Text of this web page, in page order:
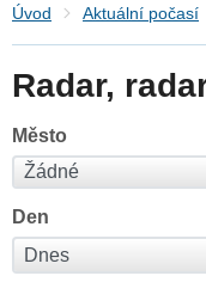
Úvod Aktuální počasí
Radar,
Město
Den